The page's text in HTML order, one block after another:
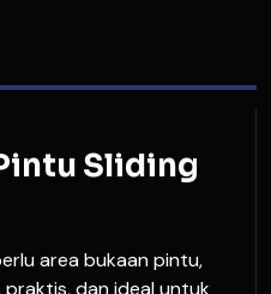
Sliding
area bukaan pintu,
praktis, dan ideal untuk